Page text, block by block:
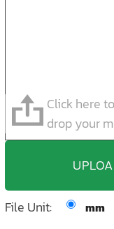
Click here
drop your
File Unit: mm